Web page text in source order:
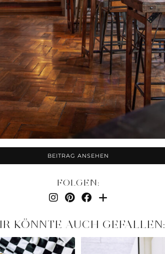
BEITRAG ANSEHEN
FOLGEN:
KÖNNTE AUCH GEFALLEN: